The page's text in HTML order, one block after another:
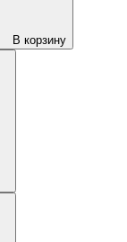
В корзину